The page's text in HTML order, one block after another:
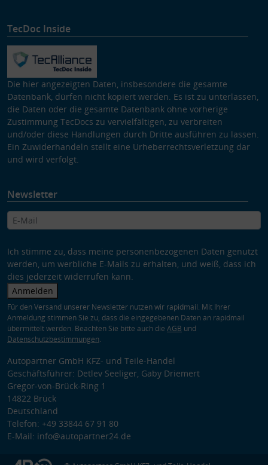
TecDoc Inside
Die hier angezeigten Daten, insbesondere die gesamte
Datenbank, dürfen nicht kopiert werden. Es ist zu unterlassen,
die Daten oder die gesamte Datenbank ohne vorherige
Zustimmung TecDocs zu vervielfältigen, zu verbreiten
und/oder diese Handlungen durch Dritte ausführen zu lassen.
Ein Zuwiderhandeln stellt eine Urheberrechtsverletzung dar
und wird verfolgt.
Newsletter
Ich stimme zu, dass meine personenbezogenen Daten genutzt
werden, um werbliche E-Mails zu erhalten, und weiß, dass ich
dies jederzeit widerrufen kann.
Anmelden
Für den Versand unserer Newsletter nutzen wir rapidmail. Mit Ihrer
Anmeldung stimmen Sie zu, dass die eingegebenen Daten an rapidmail
übermittelt werden. Beachten Sie bitte auch die AGB und
Datenschutzbestimmungen.
Autopartner GmbH KFZ- und Teile-Handel
Geschäftsführer: Detlev Seeliger, Gaby Driemert
Gregor-von-Brück-Ring 1
14822 Brück
Deutschland
Telefon: +49 33844 67 91 80
E-Mail: info@autopartner24.de